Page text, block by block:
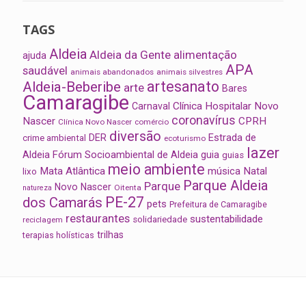
TAGS
ajuda Aldeia Aldeia da Gente alimentação
saudável animais abandonados animais silvestres APA
Aldeia-Beberibe arte artesanato Bares
Camaragibe Carnaval Clínica Hospitalar Novo
Nascer Clínica Novo Nascer comércio coronavírus CPRH
crime ambiental DER diversão ecoturismo Estrada de
Aldeia Fórum Socioambiental de Aldeia guia guias lazer
lixo Mata Atlântica meio ambiente música Natal
natureza Novo Nascer Oitenta Parque Parque Aldeia
dos Camarás PE-27 pets Prefeitura de Camaragibe
reciclagem restaurantes solidariedade sustentabilidade
terapias holísticas trilhas